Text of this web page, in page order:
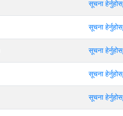
सूचना हेर्नुहोस्
सूचना हेर्नुहोस्
सूचना हेर्नुहोस्
सूचना हेर्नुहोस्
सूचना हेर्नुहोस्